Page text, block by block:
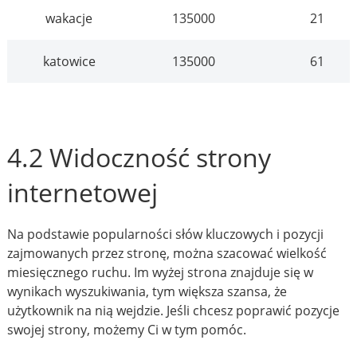
wakacje 135000 21
katowice 135000 61
4.2 Widoczność strony
internetowej
Na podstawie popularności słów kluczowych i pozycji
zajmowanych przez stronę, można szacować wielkość
miesięcznego ruchu. Im wyżej strona znajduje się w
wynikach wyszukiwania, tym większa szansa, że
użytkownik na nią wejdzie. Jeśli chcesz poprawić pozycje
swojej strony, możemy Ci w tym pomóc.